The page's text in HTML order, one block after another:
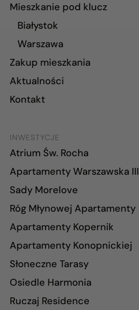
Mieszkanie pod klucz
Białystok
Warszawa
Zakup mieszkania
Aktualności
Kontakt
INWESTYCJE
Atrium Św. Rocha
Apartamenty Warszawska III
Sady Morelove
Róg Młynowej Apartamenty
Apartamenty Kopernik
Apartamenty Konopnickiej
Słoneczne Tarasy
Osiedle Harmonia
Ruczaj Residence